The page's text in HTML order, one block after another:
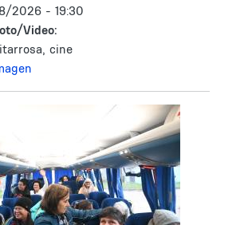
2026 - 19:30
Video:
cine